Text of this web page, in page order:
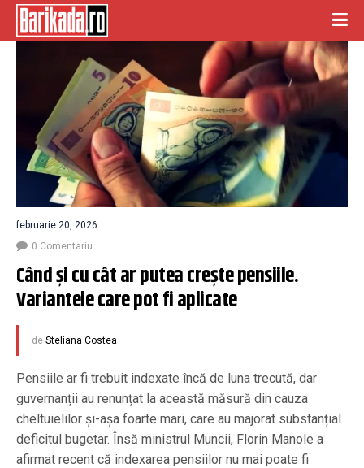
februarie 20, 2026
0 Comentariu
Când și cu cât ar putea crește pensiile.
Variantele care pot fi aplicate
de Steliana Costea
Pensiile ar fi trebuit indexate încă de luna trecută, dar
guvernanții au renunțat la această măsură din cauza
cheltuielilor și-așa foarte mari, care au majorat substanțial
deficitul bugetar. Însă ministrul Muncii, Florin Manole a
afirmat recent că indexarea pensiilor nu mai poate fi